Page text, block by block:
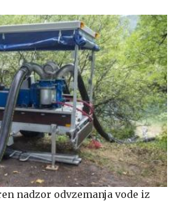
nadzor odvzemanja vode iz